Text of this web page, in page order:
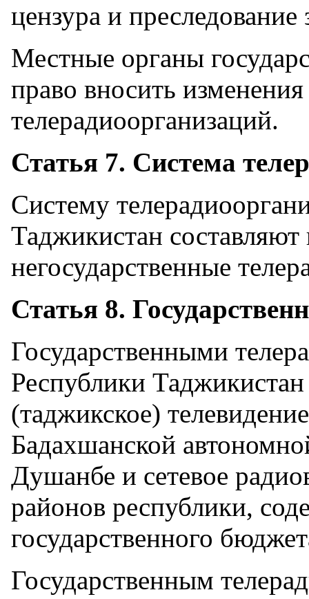
цензура и преследование
Местные органы
право вносить
телерадиоорганизаций.
Статья 7. Система
Систему
Таджикистан составляют
негосударственные
Статья 8.
Государственными
Республики
(таджикское)
Бадахшанской
Душанбе и сетевое
районов республики,
государственного
Государственным